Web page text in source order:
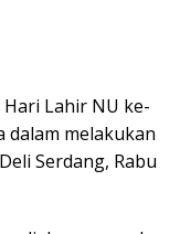
Lahir NU ke-
dalam melakukan
Serdang, Rabu